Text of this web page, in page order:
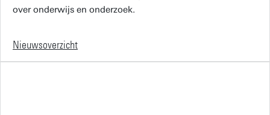
over onderwijs en onderzoek.
Nieuwsoverzicht